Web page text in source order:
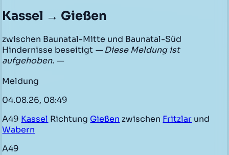
Kassel → Gießen
zwischen Baunatal-Mitte und Baunatal-Süd
Hindernisse beseitigt — Diese Meldung ist
aufgehoben. —
Meldung
04.08.26, 08:49
A49 Kassel Richtung Gießen zwischen Fritzlar und
Wabern
A49